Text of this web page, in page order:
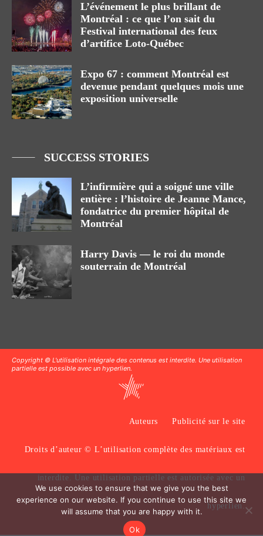
L’événement le plus brillant de
Montréal : ce que l’on sait du
Festival international des feux
d’artifice Loto-Québec
Expo 67 : comment Montréal est
devenue pendant quelques mois une
exposition universelle
SUCCESS STORIES
L’infirmière qui a soigné une ville
entière : l’histoire de Jeanne Mance,
fondatrice du premier hôpital de
Montréal
Harry Davis — le roi du monde
souterrain de Montréal
Copyright © L'utilisation intégrale des contenus est interdite. Une utilisation
partielle est possible avec un hyperlien.
Auteurs Publicité sur le site
Droits d’auteur © L’utilisation complète des matériaux est
interdite. Une utilisation partielle est autorisée avec un
hyperlien.
We use cookies to ensure that we give you the best
experience on our website. If you continue to use this site we
will assume that you are happy with it.
Ok